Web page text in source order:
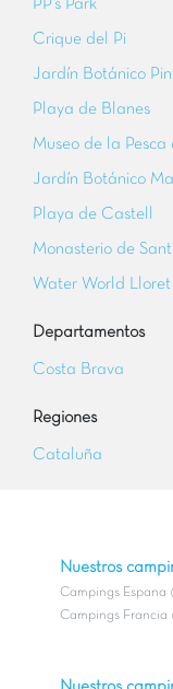
PP's Park
Crique del Pi
Jardín Botánico
Playa de Blanes
Museo de la Pesca
Jardín Botánico
Playa de Castell
Monasterio de
Water World Lloret
Departamentos
Costa Brava
Regiones
Cataluña
Nuestros
Campings Espana
Campings Francia